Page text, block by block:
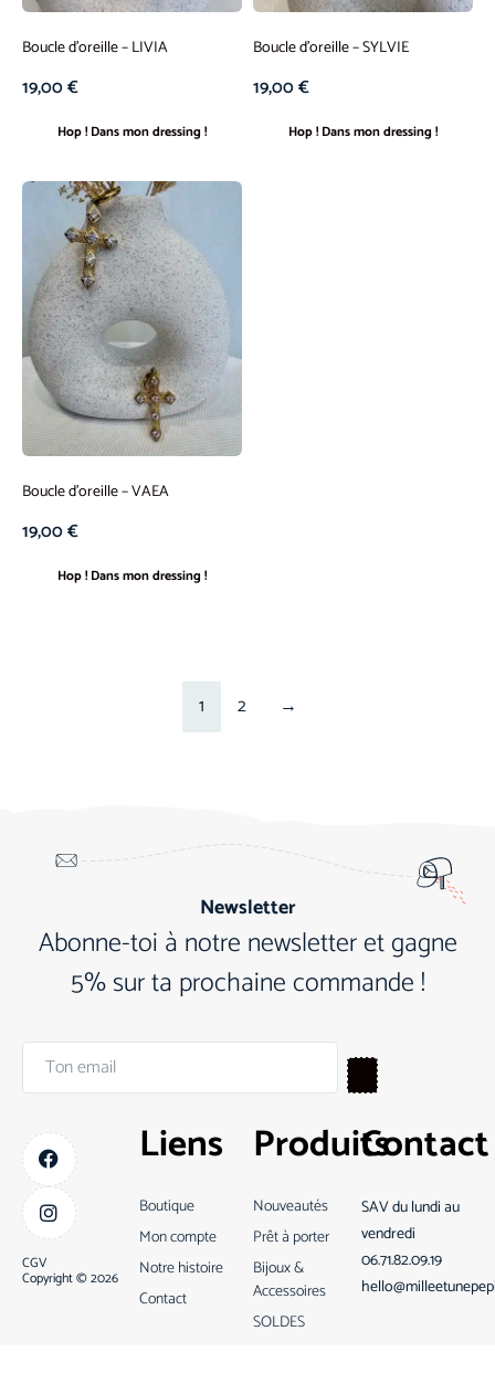
Boucle d’oreille – LIVIA
19,00€
Hop ! Dans mon dressing !
Boucle d’oreille – SYLVIE
19,00€
Hop ! Dans mon dressing !
Boucle d’oreille – VAEA
19,00€
Hop ! Dans mon dressing !
1 2 →
Newsletter
Abonne-toi à notre newsletter et gagne
5% sur ta prochaine commande !
CGV
Copyright © 2026
Liens
Boutique
Mon compte
Notre histoire
Contact
Produits
Nouveautés
Prêt à porter
Bijoux &
Accessoires
SOLDES
Contact
SAV du lundi au
vendredi
06.71.82.09.19